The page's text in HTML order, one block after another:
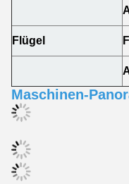
Flügel
Maschinen-